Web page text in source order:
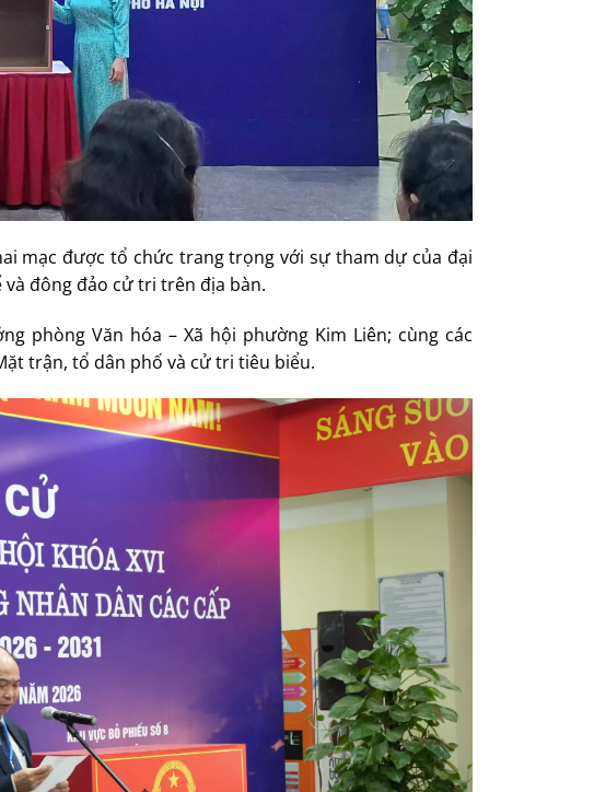
mạc được tổ chức trang trọng với sự tham dự của đại
đông đảo cử tri trên địa bàn.
phòng Văn hóa – Xã hội phường Kim Liên; cùng các
trận, tổ dân phố và cử tri tiêu biểu.